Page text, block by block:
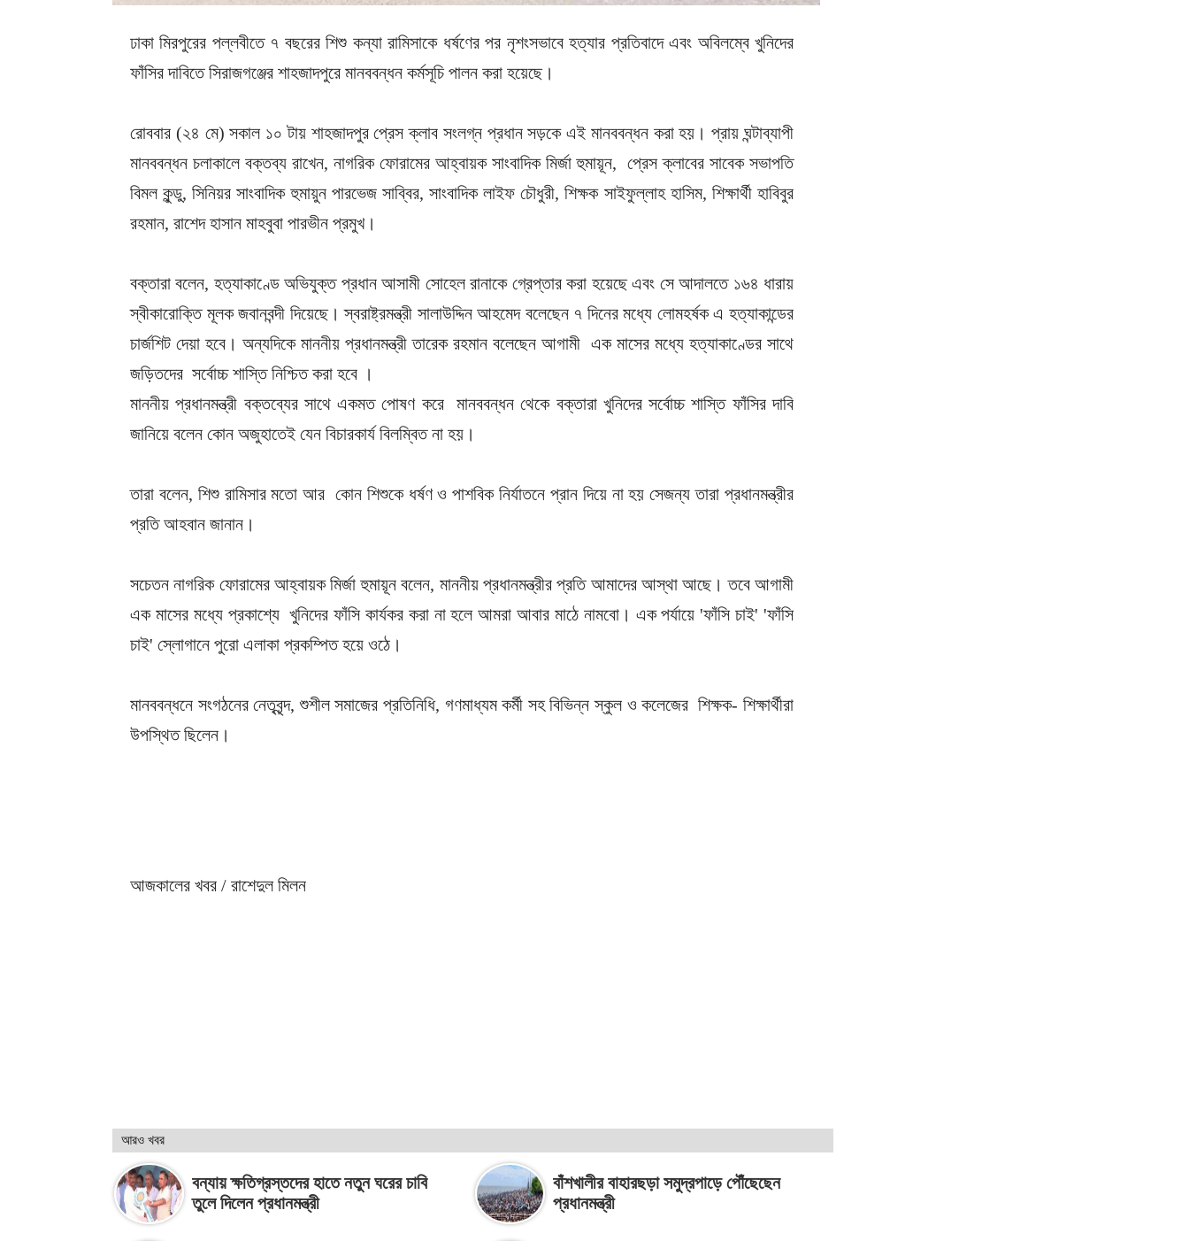
ঢাকা মিরপুরের পল্লবীতে ৭ বছরের শিশু কন্যা রামিসাকে ধর্ষণের পর নৃশংসভাবে হত্যার প্রতিবাদে এবং অবিলম্বে খুনিদের
ফাঁসির দাবিতে সিরাজগঞ্জের শাহজাদপুরে মানববন্ধন কর্মসূচি পালন করা হয়েছে।
রোববার (২৪ মে) সকাল ১০ টায় শাহজাদপুর প্রেস ক্লাব সংলগ্ন প্রধান সড়কে এই মানববন্ধন করা হয়। প্রায় ঘন্টাব্যাপী
মানববন্ধন চলাকালে বক্তব্য রাখেন, নাগরিক ফোরামের আহ্বায়ক সাংবাদিক মির্জা হুমায়ূন, প্রেস ক্লাবের সাবেক সভাপতি
বিমল কুন্ডু, সিনিয়র সাংবাদিক হুমায়ুন পারভেজ সাব্বির, সাংবাদিক লাইফ চৌধুরী, শিক্ষক সাইফুল্লাহ হাসিম, শিক্ষার্থী হাবিবুর
রহমান, রাশেদ হাসান মাহবুবা পারভীন প্রমুখ।
বক্তারা বলেন, হত্যাকাণ্ডে অভিযুক্ত প্রধান আসামী সোহেল রানাকে গ্রেপ্তার করা হয়েছে এবং সে আদালতে ১৬৪ ধারায়
স্বীকারোক্তি মূলক জবানবন্দী দিয়েছে। স্বরাষ্ট্রমন্ত্রী সালাউদ্দিন আহমেদ বলেছেন ৭ দিনের মধ্যে লোমহর্ষক এ হত্যাকান্ডের
চার্জশিট দেয়া হবে। অন্যদিকে মাননীয় প্রধানমন্ত্রী তারেক রহমান বলেছেন আগামী এক মাসের মধ্যে হত্যাকাণ্ডের সাথে
জড়িতদের সর্বোচ্চ শাস্তি নিশ্চিত করা হবে ।
মাননীয় প্রধানমন্ত্রী বক্তব্যের সাথে একমত পোষণ করে মানববন্ধন থেকে বক্তারা খুনিদের সর্বোচ্চ শাস্তি ফাঁসির দাবি
জানিয়ে বলেন কোন অজুহাতেই যেন বিচারকার্য বিলম্বিত না হয়।
তারা বলেন, শিশু রামিসার মতো আর কোন শিশুকে ধর্ষণ ও পাশবিক নির্যাতনে প্রান দিয়ে না হয় সেজন্য তারা প্রধানমন্ত্রীর
প্রতি আহবান জানান।
সচেতন নাগরিক ফোরামের আহ্বায়ক মির্জা হুমায়ূন বলেন, মাননীয় প্রধানমন্ত্রীর প্রতি আমাদের আস্থা আছে। তবে আগামী
এক মাসের মধ্যে প্রকাশ্যে খুনিদের ফাঁসি কার্যকর করা না হলে আমরা আবার মাঠে নামবো। এক পর্যায়ে 'ফাঁসি চাই' 'ফাঁসি
চাই' স্লোগানে পুরো এলাকা প্রকম্পিত হয়ে ওঠে।
মানববন্ধনে সংগঠনের নেতৃবৃন্দ, শুশীল সমাজের প্রতিনিধি, গণমাধ্যম কর্মী সহ বিভিন্ন স্কুল ও কলেজের শিক্ষক- শিক্ষার্থীরা
উপস্থিত ছিলেন।
আজকালের খবর / রাশেদুল মিলন
আরও খবর
বন্যায় ক্ষতিগ্রস্তদের হাতে নতুন ঘরের চাবি
তুলে দিলেন প্রধানমন্ত্রী
বাঁশখালীর বাহারছড়া সমুদ্রপাড়ে পৌঁছেছেন
প্রধানমন্ত্রী